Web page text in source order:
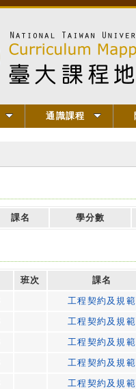
通識課程
課名 學分數
班次
課名
工程契約及規範
工程契約及規範
工程契約及規範
工程契約及規範
工程契約及規範